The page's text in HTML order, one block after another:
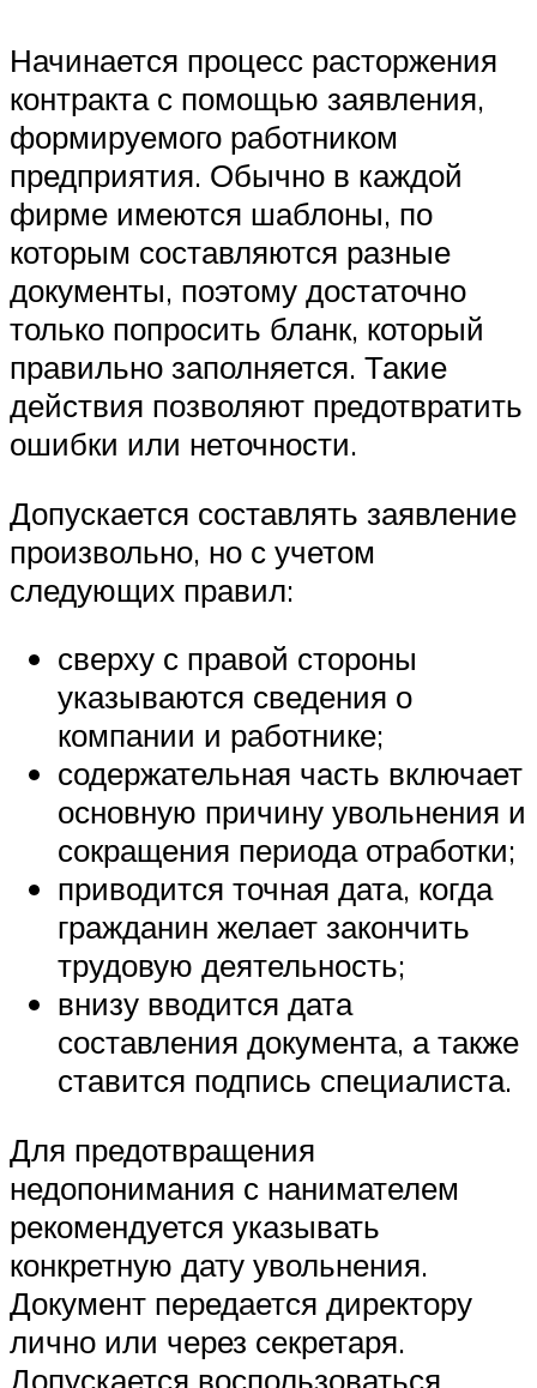
Начинается процесс расторжения
контракта с помощью заявления,
формируемого работником
предприятия. Обычно в каждой
фирме имеются шаблоны, по
которым составляются разные
документы, поэтому достаточно
только попросить бланк, который
правильно заполняется. Такие
действия позволяют предотвратить
ошибки или неточности.
Допускается составлять заявление
произвольно, но с учетом
следующих правил:
сверху с правой стороны
указываются сведения о
компании и работнике;
содержательная часть включает
основную причину увольнения и
сокращения периода отработки;
приводится точная дата, когда
гражданин желает закончить
трудовую деятельность;
внизу вводится дата
составления документа, а также
ставится подпись специалиста.
Для предотвращения
недопонимания с нанимателем
рекомендуется указывать
конкретную дату увольнения.
Документ передается директору
лично или через секретаря.
Допускается воспользоваться